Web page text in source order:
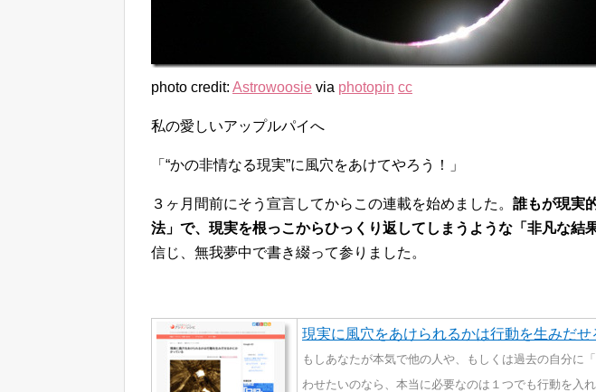
photo credit: Astrowoosie via photopin cc
私の愛しいアップルパイへ
「“かの非情なる現実”に風穴をあけてやろう！」
３ヶ月間前にそう宣言してからこの連載を始めました。 誰もが現実
法」で、現実を根っこからひっくり返してしまうような「非凡な結
信じ、無我夢中で書き綴って参りました。
現実に風穴をあけられるかは行動を生みだせ
もしあなたが本気で他の人や、もしくは過去の自分に
わせたいのなら、本当に必要なのは１つでも行動を入